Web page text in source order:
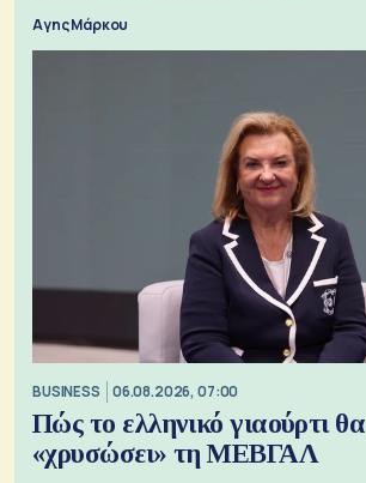
Αγης Μάρκου
BUSINESS 06.08.2026, 07:00
Πώς το ελληνικό γιαούρτι θα
«χρυσώσει» τη ΜΕΒΓΑΛ